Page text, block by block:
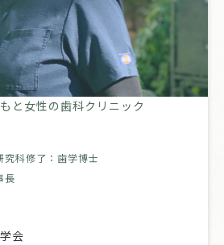
と女性の歯科クリニック
科修了：歯学博士
長
会